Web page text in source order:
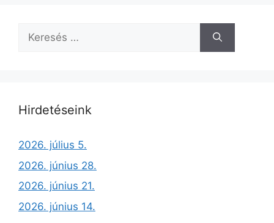
Hirdetéseink
2026. július 5.
2026. június 28.
2026. június 21.
2026. június 14.